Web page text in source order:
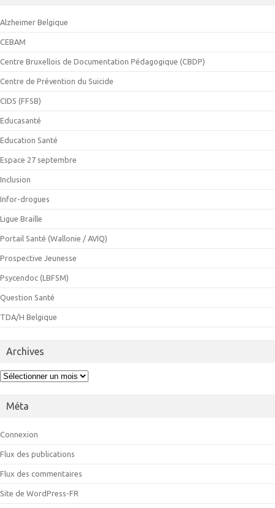
Alzheimer Belgique
CEBAM
Centre Bruxellois de Documentation Pédagogique (CBDP)
Centre de Prévention du Suicide
CIDS (FFSB)
Educasanté
Education Santé
Espace 27 septembre
Inclusion
Infor-drogues
Ligue Braille
Portail Santé (Wallonie / AVIQ)
Prospective Jeunesse
Psycendoc (LBFSM)
Question Santé
TDA/H Belgique
Archives
Archives
Méta
Connexion
Flux des publications
Flux des commentaires
Site de WordPress-FR